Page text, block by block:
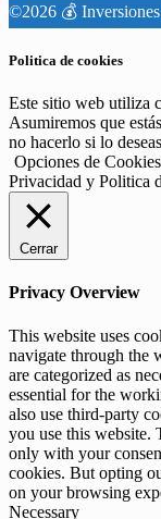
©2026 💰
Politica de cookies
Este sitio web utiliza
Asumiremos que
no hacerlo si lo
Opciones de Cookies
Privacidad y Politica
Cerrar
Privacy Overview
This website uses
navigate through the
are categorized as
essential for the
also use third-party
you use this website.
only with your
cookies. But opting
on your browsing
Necessary